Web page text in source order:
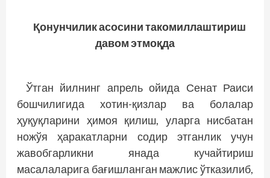
Қонунчилик асосини такомиллаштириш
давом этмоқда
Ўтган йилнинг апрель ойи­­да Сенат Раиси
бошчилигида хотин-қизлар ва болалар
ҳуқуқларини ҳимоя қилиш, уларга нисбатан
ножўя ҳаракатларни содир этганлик учун
жавобгарликни янада кучайтириш
масалаларига бағишланган мажлис ўтказилиб,